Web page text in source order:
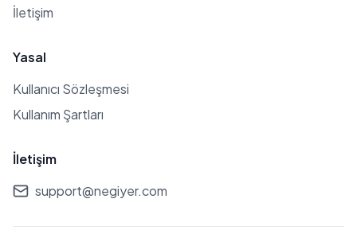
İletişim
Yasal
Kullanıcı Sözleşmesi
Kullanım Şartları
İletişim
support@negiyer.com